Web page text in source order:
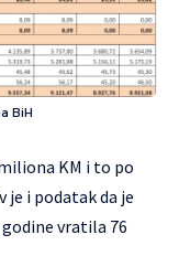
BiH
KM i to po
i podatak da je
vratila 76